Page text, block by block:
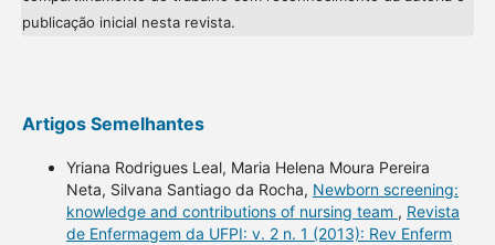
publicação inicial nesta revista.
Artigos Semelhantes
Yriana Rodrigues Leal, Maria Helena Moura Pereira
Neta, Silvana Santiago da Rocha, Newborn screening:
knowledge and contributions of nursing team , Revista
de Enfermagem da UFPI: v. 2 n. 1 (2013): Rev Enferm